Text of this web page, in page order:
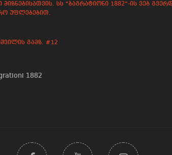
სს “ბაგრატიონი 1882”-ის ვებ
უფლებებით.
გამზ. #12
1882